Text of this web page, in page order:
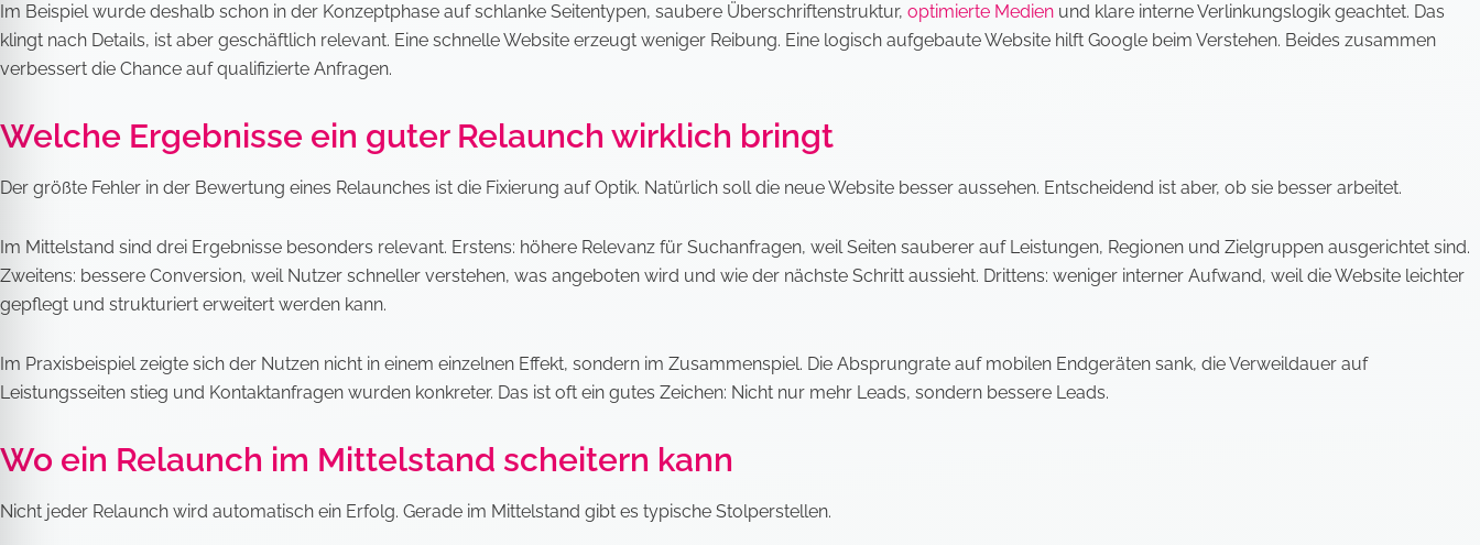
Im Beispiel wurde deshalb schon in der Konzeptphase auf schlanke Seitentypen, saubere Überschriftenstruktur, optimierte Medien und klare interne Verlinkungslogik geachtet. Das
klingt nach Details, ist aber geschäftlich relevant. Eine schnelle Website erzeugt weniger Reibung. Eine logisch aufgebaute Website hilft Google beim Verstehen. Beides zusammen
verbessert die Chance auf qualifizierte Anfragen.
Welche Ergebnisse ein guter Relaunch wirklich bringt
Der größte Fehler in der Bewertung eines Relaunches ist die Fixierung auf Optik. Natürlich soll die neue Website besser aussehen. Entscheidend ist aber, ob sie besser arbeitet.
Im Mittelstand sind drei Ergebnisse besonders relevant. Erstens: höhere Relevanz für Suchanfragen, weil Seiten sauberer auf Leistungen, Regionen und Zielgruppen ausgerichtet sind.
Zweitens: bessere Conversion, weil Nutzer schneller verstehen, was angeboten wird und wie der nächste Schritt aussieht. Drittens: weniger interner Aufwand, weil die Website leichter
gepflegt und strukturiert erweitert werden kann.
Im Praxisbeispiel zeigte sich der Nutzen nicht in einem einzelnen Effekt, sondern im Zusammenspiel. Die Absprungrate auf mobilen Endgeräten sank, die Verweildauer auf
Leistungsseiten stieg und Kontaktanfragen wurden konkreter. Das ist oft ein gutes Zeichen: Nicht nur mehr Leads, sondern bessere Leads.
Wo ein Relaunch im Mittelstand scheitern kann
Nicht jeder Relaunch wird automatisch ein Erfolg. Gerade im Mittelstand gibt es typische Stolperstellen.